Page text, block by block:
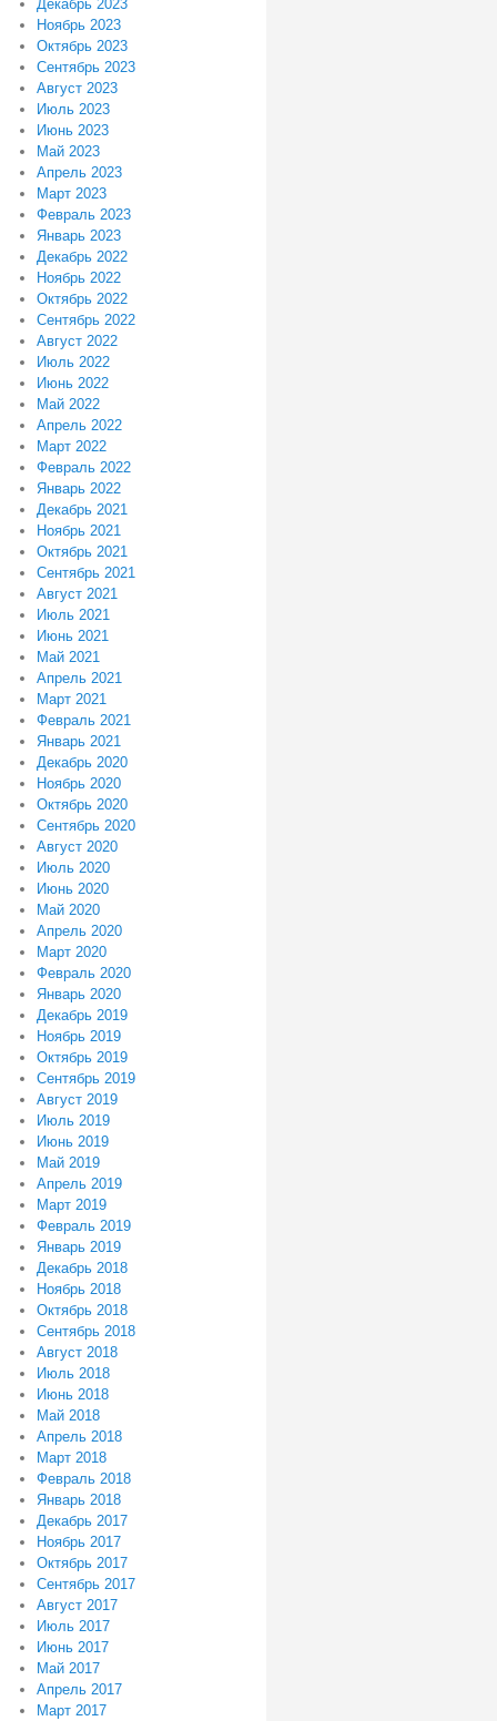
Декабрь 2023
Ноябрь 2023
Октябрь 2023
Сентябрь 2023
Август 2023
Июль 2023
Июнь 2023
Май 2023
Апрель 2023
Март 2023
Февраль 2023
Январь 2023
Декабрь 2022
Ноябрь 2022
Октябрь 2022
Сентябрь 2022
Август 2022
Июль 2022
Июнь 2022
Май 2022
Апрель 2022
Март 2022
Февраль 2022
Январь 2022
Декабрь 2021
Ноябрь 2021
Октябрь 2021
Сентябрь 2021
Август 2021
Июль 2021
Июнь 2021
Май 2021
Апрель 2021
Март 2021
Февраль 2021
Январь 2021
Декабрь 2020
Ноябрь 2020
Октябрь 2020
Сентябрь 2020
Август 2020
Июль 2020
Июнь 2020
Май 2020
Апрель 2020
Март 2020
Февраль 2020
Январь 2020
Декабрь 2019
Ноябрь 2019
Октябрь 2019
Сентябрь 2019
Август 2019
Июль 2019
Июнь 2019
Май 2019
Апрель 2019
Март 2019
Февраль 2019
Январь 2019
Декабрь 2018
Ноябрь 2018
Октябрь 2018
Сентябрь 2018
Август 2018
Июль 2018
Июнь 2018
Май 2018
Апрель 2018
Март 2018
Февраль 2018
Январь 2018
Декабрь 2017
Ноябрь 2017
Октябрь 2017
Сентябрь 2017
Август 2017
Июль 2017
Июнь 2017
Май 2017
Апрель 2017
Март 2017